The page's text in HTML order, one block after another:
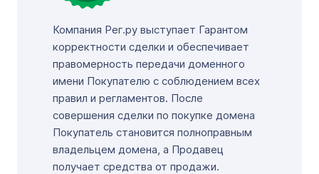
Компания Рег.ру выступает Гарантом
корректности сделки и обеспечивает
правомерность передачи доменного
имени Покупателю с соблюдением всех
правил и регламентов. После
совершения сделки по покупке домена
Покупатель становится полноправным
владельцем домена, а Продавец
получает средства от продажи.